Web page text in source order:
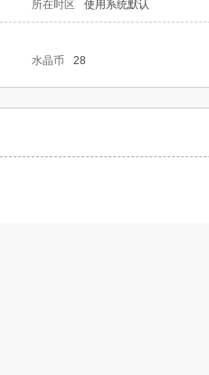
所在时区 使用系统默认
水晶币 28